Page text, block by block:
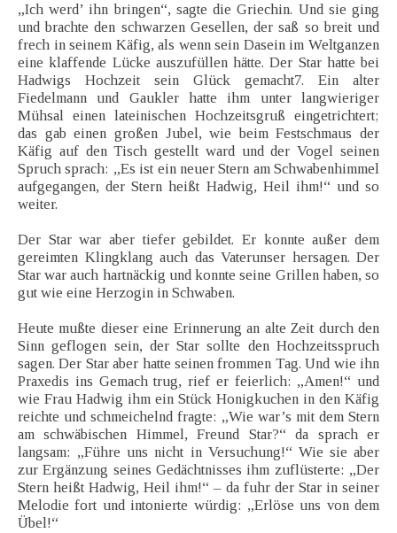
„Ich werd’ ihn bringen“, sagte die Griechin. Und sie ging
und brachte den schwarzen Gesellen, der saß so breit und
frech in seinem Käfig, als wenn sein Dasein im Weltganzen
eine klaffende Lücke auszufüllen hätte. Der Star hatte bei
Hadwigs Hochzeit sein Glück gemacht7. Ein alter
Fiedelmann und Gaukler hatte ihm unter langwieriger
Mühsal einen lateinischen Hochzeitsgruß eingetrichtert;
das gab einen großen Jubel, wie beim Festschmaus der
Käfig auf den Tisch gestellt ward und der Vogel seinen
Spruch sprach: „Es ist ein neuer Stern am Schwabenhimmel
aufgegangen, der Stern heißt Hadwig, Heil ihm!“ und so
weiter.
Der Star war aber tiefer gebildet. Er konnte außer dem
gereimten Klingklang auch das Vaterunser hersagen. Der
Star war auch hartnäckig und konnte seine Grillen haben, so
gut wie eine Herzogin in Schwaben.
Heute mußte dieser eine Erinnerung an alte Zeit durch den
Sinn geflogen sein, der Star sollte den Hochzeitsspruch
sagen. Der Star aber hatte seinen frommen Tag. Und wie ihn
Praxedis ins Gemach trug, rief er feierlich: „Amen!“ und
wie Frau Hadwig ihm ein Stück Honigkuchen in den Käfig
reichte und schmeichelnd fragte: „Wie war’s mit dem Stern
am schwäbischen Himmel, Freund Star?“ da sprach er
langsam: „Führe uns nicht in Versuchung!“ Wie sie aber
zur Ergänzung seines Gedächtnisses ihm zuflüsterte: „Der
Stern heißt Hadwig, Heil ihm!“ – da fuhr der Star in seiner
Melodie fort und intonierte würdig: „Erlöse uns von dem
Übel!“